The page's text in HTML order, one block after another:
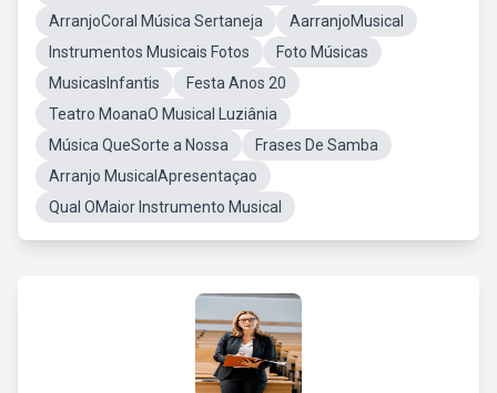
ArranjoCoral Música Sertaneja
AarranjoMusical
Instrumentos Musicais Fotos
Foto Músicas
MusicasInfantis
Festa Anos 20
Teatro MoanaO Musical Luziânia
Música QueSorte a Nossa
Frases De Samba
Arranjo MusicalApresentaçao
Qual OMaior Instrumento Musical